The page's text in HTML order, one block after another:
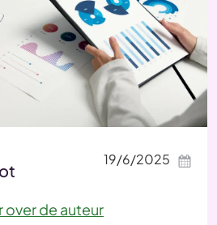
over de auteur
19/6/2025